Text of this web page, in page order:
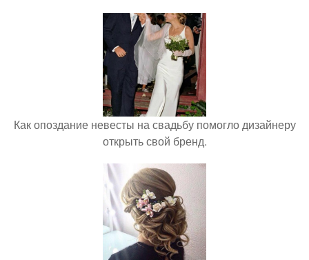
Как опоздание невесты на свадьбу помогло дизайнеру
открыть свой бренд.